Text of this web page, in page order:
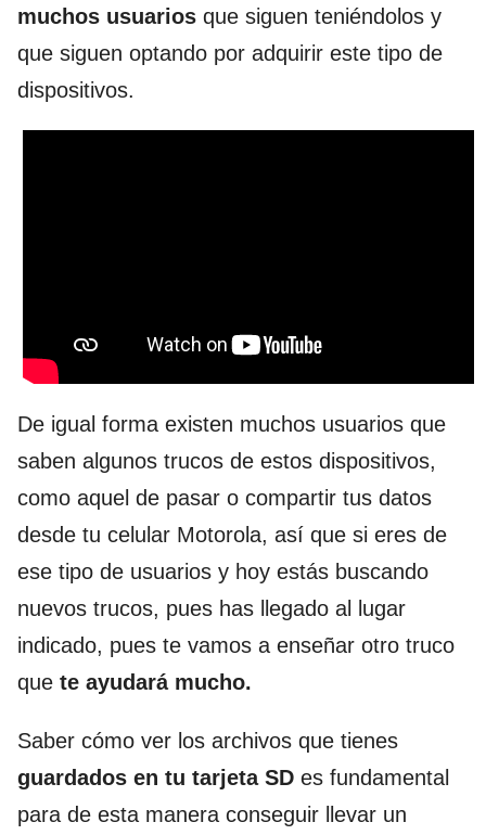
muchos usuarios que siguen teniéndolos y
que siguen optando por adquirir este tipo de
dispositivos.
De igual forma existen muchos usuarios que
saben algunos trucos de estos dispositivos,
como aquel de pasar o compartir tus datos
desde tu celular Motorola, así que si eres de
ese tipo de usuarios y hoy estás buscando
nuevos trucos, pues has llegado al lugar
indicado, pues te vamos a enseñar otro truco
que te ayudará mucho.
Saber cómo ver los archivos que tienes
guardados en tu tarjeta SD es fundamental
para de esta manera conseguir llevar un